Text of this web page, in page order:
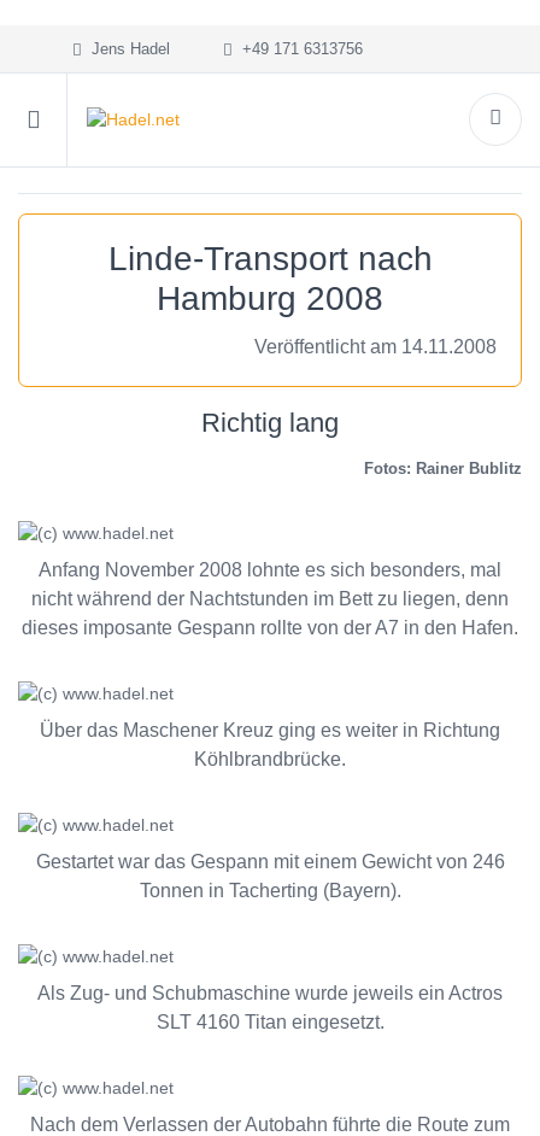
Jens Hadel +49 171 6313756
Linde-Transport nach
Hamburg 2008
Veröffentlicht am 14.11.2008
Richtig lang
Fotos: Rainer Bublitz
Anfang November 2008 lohnte es sich besonders, mal
nicht während der Nachtstunden im Bett zu liegen, denn
dieses imposante Gespann rollte von der A7 in den Hafen.
Über das Maschener Kreuz ging es weiter in Richtung
Köhlbrandbrücke.
Gestartet war das Gespann mit einem Gewicht von 246
Tonnen in Tacherting (Bayern).
Als Zug- und Schubmaschine wurde jeweils ein Actros
SLT 4160 Titan eingesetzt.
Nach dem Verlassen der Autobahn führte die Route zum